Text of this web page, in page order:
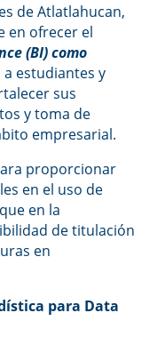
de Atlatlahucan,
en ofrecer el
(BI) como
estudiantes y
sus
y toma de
empresarial.
proporcionar
en el uso de
en la
de titulación
en
para Data